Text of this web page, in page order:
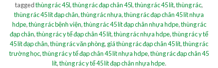
taggedthùng rác 45l,thùng rác đạp chân 45l,thùng rác 45 lít,thùng rác,
thùng rác 45 lít đạp chân,thùng rác nhựa,thùng rác đạp chân 45 lít nhựa
hdpe,thùng rác bệnh viện,thùng rác 45 lít đạp chân nhựa hdpe,thùng rác
đạp chân,thùng rác y tế đạp chân 45 lít,thùng rác nhựa hdpe,thùng rác y tế
45 lít đạp chân,thùng rác văn phòng, giá thùng rác đạp chân 45 lít,thùng rác
trường học,thùng rác y tế đạp chân 45 lít nhựa hdpe,thùng rác đạp chân 45
lít,thùng rác y tế 45 lít đạp chân nhựa hdpe.